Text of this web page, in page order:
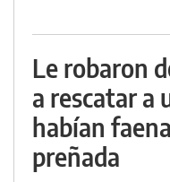
Le robaron
a rescatar a
habían
preñada